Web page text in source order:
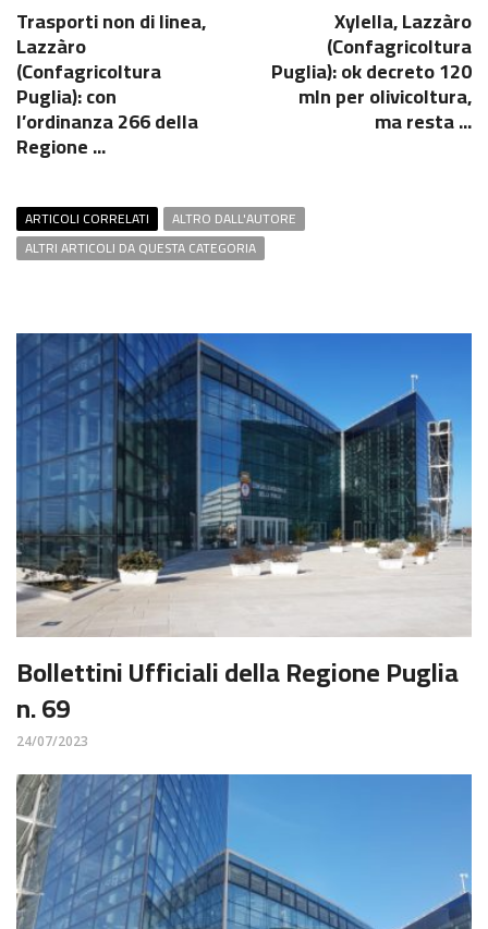
Trasporti non di linea,
Lazzàro
(Confagricoltura
Puglia): con
l’ordinanza 266 della
Regione ...
Xylella, Lazzàro
(Confagricoltura
Puglia): ok decreto 120
mln per olivicoltura,
ma resta ...
ARTICOLI CORRELATI
ALTRO DALL'AUTORE
ALTRI ARTICOLI DA QUESTA CATEGORIA
Bollettini Ufficiali della Regione Puglia
n. 69
24/07/2023